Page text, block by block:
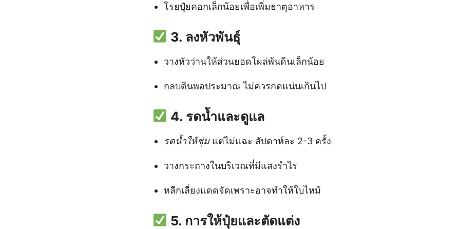
โรยปุ๋ยคอกเล็กน้อยเพื่อเพิ่มธาตุอาหาร
3. ลงหัวพันธุ์
วางหัวว่านให้ส่วนยอดโผล่พ้นดินเล็กน้อย
กลบดินพอประมาณ ไม่ควรกดแน่นเกินไป
4. รดน้ำและดูแล
รดน้ำให้ชุ่มแต่ไม่แฉะ สัปดาห์ละ 2-3 ครั้ง
วางกระถางในบริเวณที่มีแสงรำไร
หลีกเลี่ยงแดดจัดเพราะอาจทำให้ใบไหม้
5. การให้ปุ๋ยและตัดแต่ง